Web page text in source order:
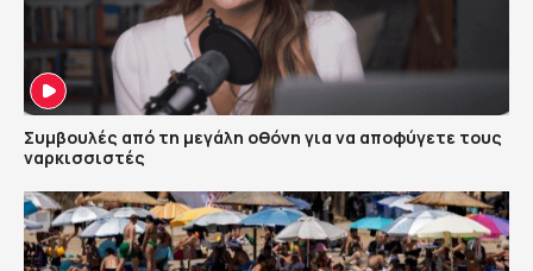
Συμβουλές από τη μεγάλη οθόνη για να αποφύγετε τους
ναρκισσιστές